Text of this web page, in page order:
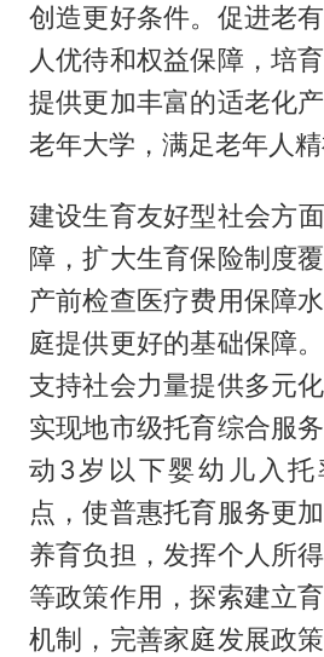
创造更好条件。促进老
人优待和权益保障，培
提供更加丰富的适老化
老年大学，满足老年人精
建设生育友好型社会方
障，扩大生育保险制度
产前检查医疗费用保障
庭提供更好的基础保障
支持社会力量提供多元
实现地市级托育综合服
动3岁以下婴幼儿入
点，使普惠托育服务更
养育负担，发挥个人所
等政策作用，探索建立
机制，完善家庭发展政